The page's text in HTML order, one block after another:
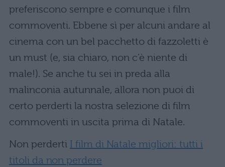
preferiscono sempre e comunque i film
commoventi. Ebbene sì per alcuni andare al
cinema con un bel pacchetto di fazzoletti è
un must (e, sia chiaro, non c’è niente di
male!). Se anche tu sei in preda alla
malinconia autunnale, allora non puoi di
certo perderti la nostra selezione di film
commoventi in uscita prima di Natale.
Non perderti I film di Natale migliori: tutti i
titoli da non perdere